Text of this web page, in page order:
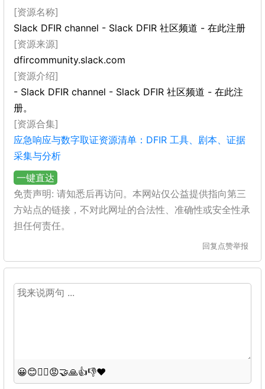
[资源名称]
Slack DFIR channel - Slack DFIR 社区频道 - 在此注册
[资源来源]
dfircommunity.slack.com
[资源介绍]
- Slack DFIR channel - Slack DFIR 社区频道 - 在此注
册。
[资源合集]
应急响应与数字取证资源清单：DFIR 工具、剧本、证据
采集与分析
一键直达
免责声明: 请知悉后再访问。本网站仅公益提供指向第三
方站点的链接，不对此网址的合法性、准确性或安全性承
担任何责任。
回复 点赞举报
😀😊😵‍💫😡🤝🙏👍👎❤️